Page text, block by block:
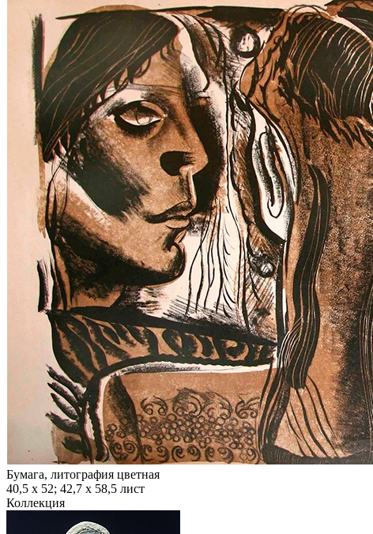
Бумага, литография цветная
40,5 х 52; 42,7 х 58,5 лист
Коллекция